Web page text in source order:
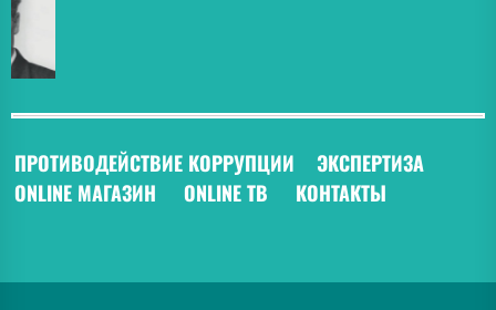
ПРОТИВОДЕЙСТВИЕ КОРРУПЦИИ ЭКСПЕРТИЗА
ONLINE МАГАЗИН
ONLINE ТВ КОНТАКТЫ